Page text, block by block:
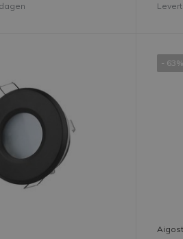
- 63%